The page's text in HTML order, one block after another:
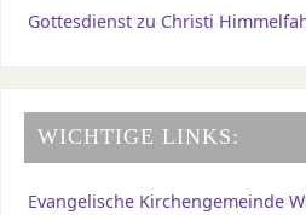
Gottesdienst zu Christi
WICHTIGE LINKS:
Evangelische Kirchengemeinde